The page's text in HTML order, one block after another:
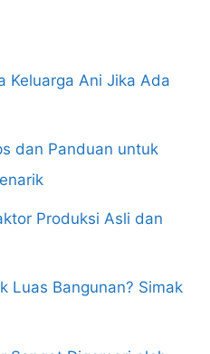
Keluarga Ani Jika Ada
dan Panduan untuk
Produksi Asli dan
Luas Bangunan? Simak